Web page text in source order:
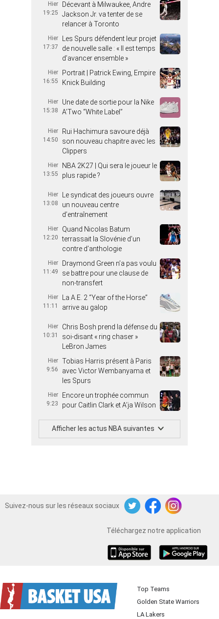
Hier
19:25
Décevant à Milwaukee, Andre
Jackson Jr. va tenter de se
relancer à Toronto
Hier
17:37
Les Spurs défendent leur projet
de nouvelle salle : « Il est temps
d’avancer ensemble »
Hier
16:55
Portrait | Patrick Ewing, Empire
Knick Building
Hier
15:38
Une date de sortie pour la Nike
A’Two “White Label”
Hier
14:50
Rui Hachimura savoure déjà
son nouveau chapitre avec les
Clippers
Hier
13:55
NBA 2K27 | Qui sera le joueur le
plus rapide ?
Hier
13:08
Le syndicat des joueurs ouvre
un nouveau centre
d’entraînement
Hier
12:20
Quand Nicolas Batum
terrassait la Slovénie d’un
contre d’anthologie
Hier
11:49
Draymond Green n’a pas voulu
se battre pour une clause de
non-transfert
Hier
11:11
La A.E. 2 “Year of the Horse”
arrive au galop
Hier
10:31
Chris Bosh prend la défense du
soi-disant « ring chaser »
LeBron James
Hier
9:56
Tobias Harris présent à Paris
avec Victor Wembanyama et
les Spurs
Hier
9:23
Encore un trophée commun
pour Caitlin Clark et A’ja Wilson
Afficher les actus NBA suivantes
Suivez-nous sur les réseaux sociaux
TwitterFacebookInstagram
Téléchargez notre application
Top Teams
Golden State Warriors
LA Lakers